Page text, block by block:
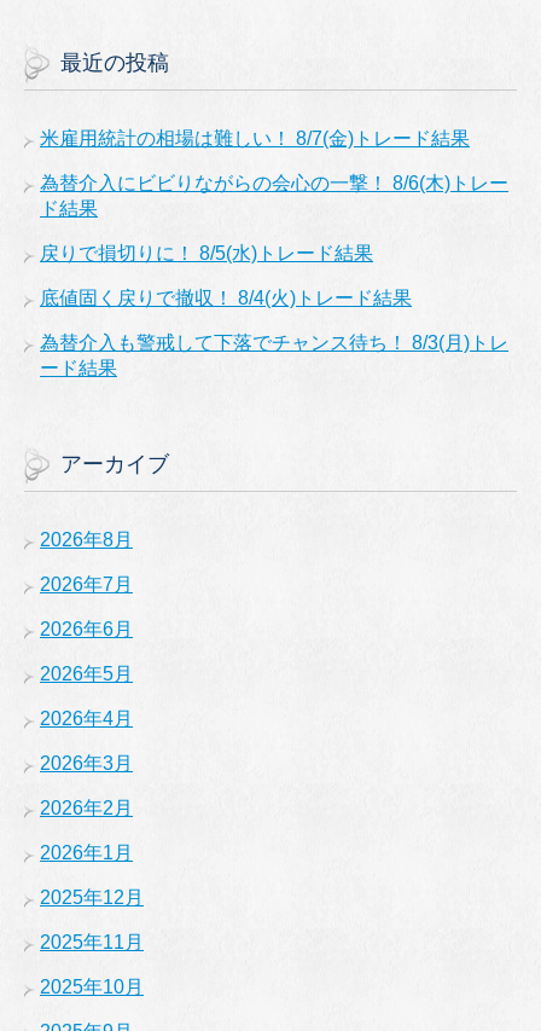
最近の投稿
米雇用統計の相場は難しい！ 8/7(金)トレード結果
為替介入にビビりながらの会心の一撃！ 8/6(木)トレー
ド結果
戻りで損切りに！ 8/5(水)トレード結果
底値固く戻りで撤収！ 8/4(火)トレード結果
為替介入も警戒して下落でチャンス待ち！ 8/3(月)トレ
ード結果
アーカイブ
2026年8月
2026年7月
2026年6月
2026年5月
2026年4月
2026年3月
2026年2月
2026年1月
2025年12月
2025年11月
2025年10月